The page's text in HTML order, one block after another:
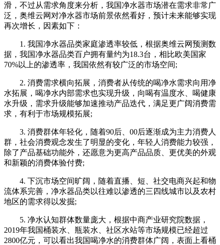
滑，不过从需求角度来分析，我国净水器市场潜在需求非常广
泛，奥维云网对净水器市场前景依然看好，预计未来能够实现
再次增长，因素如下：
1. 我国净水器品类家庭渗透率较低，根据奥维云网预测数
据，我国净水器品类百户拥有量约为18.3台，相比欧美国家
70%以上的渗透率，我国依然有较广泛的市场空间;
2. 消费需求横向拓展，消费者从传统的喝净水需求向用净
水拓展，喝净水内部需求也实现升级，向喝有温度水、喝健康
水升级，需求升级能够加速推动产品迭代，满足更广阔消费需
求，有利于市场规模拓展;
3. 消费群体年轻化，随着90后、00后逐渐成为主力消费人
群，社会消费观念发生了明显的变化，年轻人消费能力较强，
除了产品基础功能外，还愿意为更高产品品质、更优美的外观
和新颖的消费体验付费;
4. 下沉市场空间旷阔，随着直播、短、社交电商兴起和物
流体系完善，净水器品类以往难以渗透的三四线城市以及农村
地区的需求得以发掘;
5. 净水认知群体数量庞大，根据中商产业研究院数据，
2019年我国桶装水、瓶装水、社区水站等市场规模已经超过
2800亿元，可以看出我国喝净水的消费群体广阔，表面上看桶